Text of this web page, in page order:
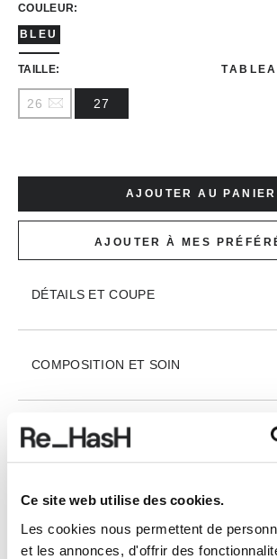
Ce site web utilise des cookies.
Les cookies nous permettent de
et les annonces, d'offrir des
COULEUR:
BLEU
TAILLE:
26 27
AJOUTER AU PANIER
AJOUTER À MES
DÉTAILS ET COUPE
COMPOSITION ET SOIN
LIVRAISON ET RETOURS
REF.: 24I2040P0332D573RX